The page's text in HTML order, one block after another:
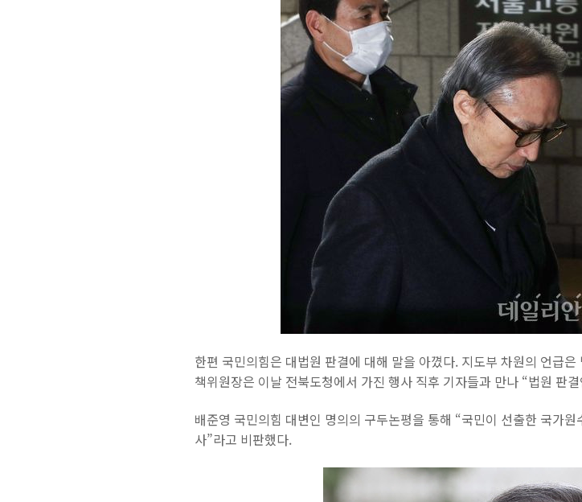
한편 국민의힘은 대법원 판결에 대해 말을 아꼈다. 지도부 차원의 언급
책위원장은 이날 전북도청에서 가진 행사 직후 기자들과 만나 “법원 판
배준영 국민의힘 대변인 명의의 구두논평을 통해 “국민이 선출한 국가
사”라고 비판했다.